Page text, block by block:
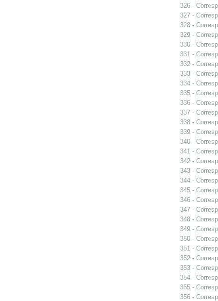
326 -
327 -
328 -
329 -
330 -
331 -
332 -
333 -
334 -
335 -
336 -
337 -
338 -
339 -
340 -
341 -
342 -
343 -
344 -
345 -
346 -
347 -
348 -
349 -
350 -
351 -
352 -
353 -
354 -
355 -
356 -